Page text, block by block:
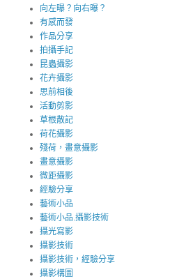
向左曝？向右曝？
有感而發
作品分享
拍攝手記
昆蟲攝影
花卉攝影
思前相後
活動剪影
草根散記
荷花攝影
殘荷，畫意攝影
畫意攝影
微距攝影
經驗分享
藝術小品
藝術小品.攝影技術
攝光寫影
攝影技術
攝影技術，經驗分享
攝影構圖